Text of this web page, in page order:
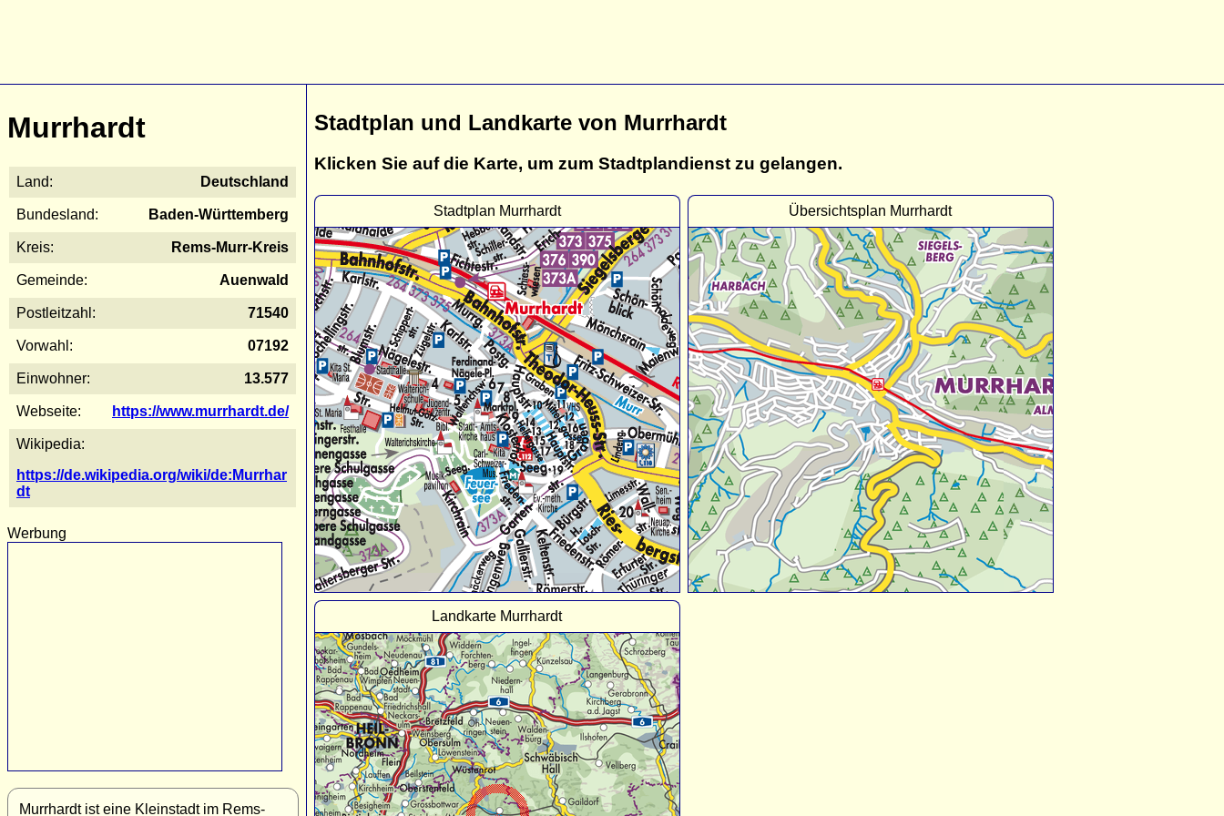
Murrhardt
Land: Deutschland
Bundesland: Baden-Württemberg
Kreis: Rems-Murr-Kreis
Gemeinde: Auenwald
Postleitzahl: 71540
Vorwahl: 07192
Einwohner: 13.577
Webseite: https://www.murrhardt.de/
Wikipedia:
https://de.wikipedia.org/wiki/de:Murrhar
dt
Werbung
Murrhardt ist eine Kleinstadt im Rems-
Stadtplan und Landkarte von Murrhardt
Klicken Sie auf die Karte, um zum Stadtplandienst zu gelangen.
Stadtplan Murrhardt Übersichtsplan Murrhardt
Landkarte Murrhardt